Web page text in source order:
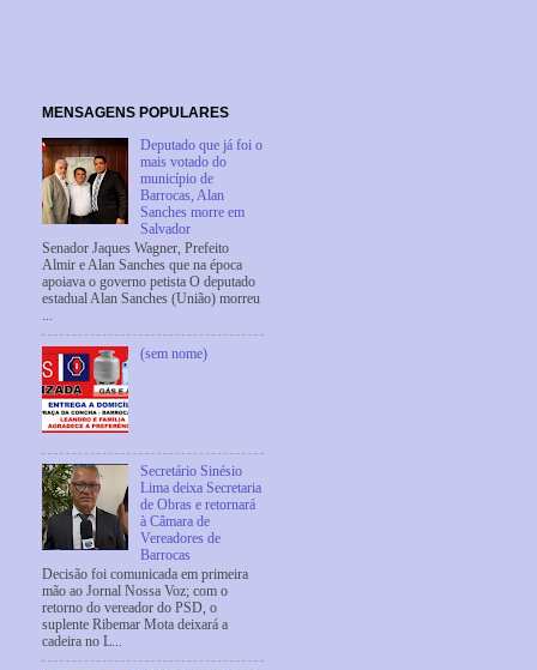
MENSAGENS POPULARES
Deputado que já foi o
mais votado do
município de
Barrocas, Alan
Sanches morre em
Salvador
Senador Jaques Wagner, Prefeito
Almir e Alan Sanches que na época
apoiava o governo petista O deputado
estadual Alan Sanches (União) morreu
...
(sem nome)
Secretário Sinésio
Lima deixa Secretaria
de Obras e retornará
à Câmara de
Vereadores de
Barrocas
Decisão foi comunicada em primeira
mão ao Jornal Nossa Voz; com o
retorno do vereador do PSD, o
suplente Ribemar Mota deixará a
cadeira no L...